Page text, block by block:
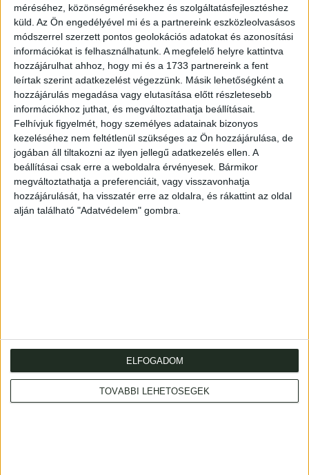
méréséhez, közönségmérésekhez és szolgáltatásfejlesztéshez
küld. Az Ön engedélyével mi és a partnereink eszközleolvasásos
módszerrel szerzett pontos geolokációs adatokat és azonosítási
információkat is felhasználhatunk. A megfelelő helyre kattintva
hozzájárulhat ahhoz, hogy mi és a 1733 partnereink a fent
leírtak szerint adatkezelést végezzünk. Másik lehetőségként a
hozzájárulás megadása vagy elutasítása előtt részletesebb
információkhoz juthat, és megváltoztathatja beállításait.
Felhívjuk figyelmét, hogy személyes adatainak bizonyos
kezeléséhez nem feltétlenül szükséges az Ön hozzájárulása, de
jogában áll tiltakozni az ilyen jellegű adatkezelés ellen. A
beállításai csak erre a weboldalra érvényesek. Bármikor
megváltoztathatja a preferenciáit, vagy visszavonhatja
hozzájárulását, ha visszatér erre az oldalra, és rákattint az oldal
alján található "Adatvédelem" gombra.
TOVÁBBI LEHETŐSÉGEK
ELFOGADOM
151. árverés/ 41.
Kikiáltási ár: 10 000 Ft
Azonosító
99070
Contemporary paper.
44p.
Korabeli papírborítóban.
Cím: 1053 Budapest., Múzeum krt. 13-15.
Telefon: +36 1 317 3514
: hétköznap 10-18h, szombat 10-14h
Email: eladas@kozpontiantikvarium.hu